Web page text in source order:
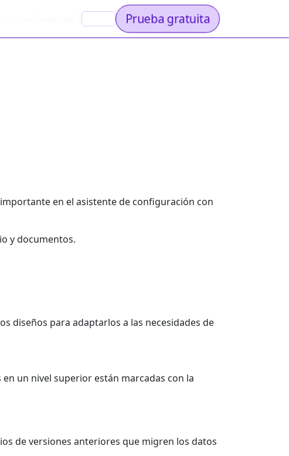
Prueba gratuita
en el asistente de configuración con
y documentos.
diseños para adaptarlos a las necesidades de
en un nivel superior están marcadas con la
de versiones anteriores que migren los datos